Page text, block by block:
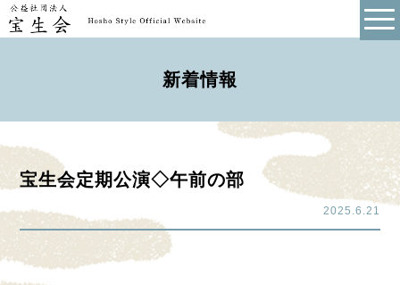
新着情報
宝生会定期公演◇午前の部
2025.6.21